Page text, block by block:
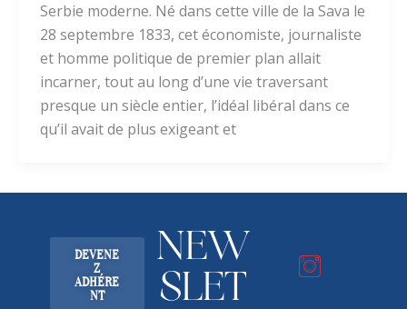
Serbie moderne. Né dans cette ville de la Sava le
28 septembre 1833, cet économiste, journaliste
et homme politique de premier plan allait
incarner, tout au long d’une vie traversant
presque un siècle entier, l’idéal libéral dans ce
qu’il avait de plus exigeant et
DEVENE
Z
ADHÉRE
NT
NEW
SLET